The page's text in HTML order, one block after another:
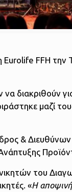
FFH την
διακριθούν
μαζί
&
του
«Η αποψινή